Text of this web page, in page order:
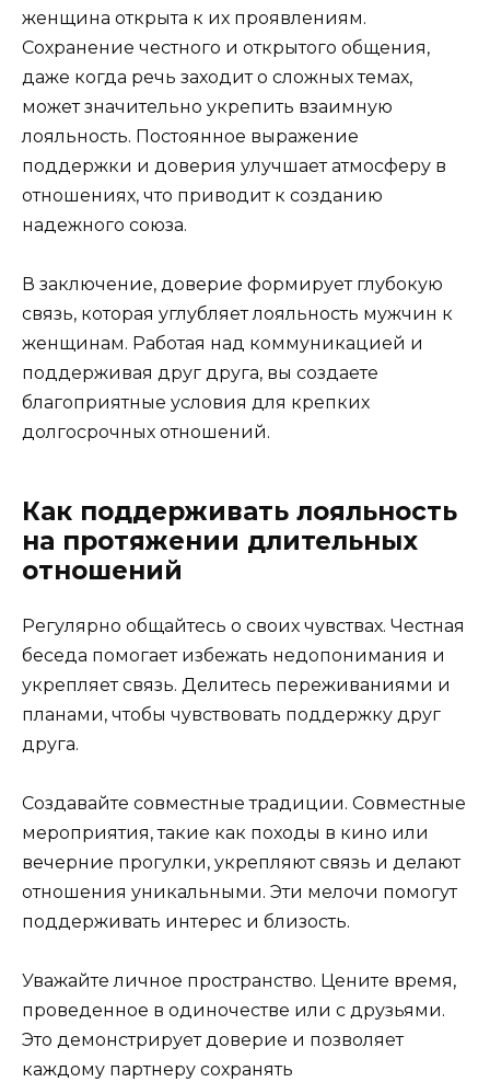
женщина открыта к их проявлениям.
Сохранение честного и открытого общения,
даже когда речь заходит о сложных темах,
может значительно укрепить взаимную
лояльность. Постоянное выражение
поддержки и доверия улучшает атмосферу в
отношениях, что приводит к созданию
надежного союза.
В заключение, доверие формирует глубокую
связь, которая углубляет лояльность мужчин к
женщинам. Работая над коммуникацией и
поддерживая друг друга, вы создаете
благоприятные условия для крепких
долгосрочных отношений.
Как поддерживать лояльность
на протяжении длительных
отношений
Регулярно общайтесь о своих чувствах. Честная
беседа помогает избежать недопонимания и
укрепляет связь. Делитесь переживаниями и
планами, чтобы чувствовать поддержку друг
друга.
Создавайте совместные традиции. Совместные
мероприятия, такие как походы в кино или
вечерние прогулки, укрепляют связь и делают
отношения уникальными. Эти мелочи помогут
поддерживать интерес и близость.
Уважайте личное пространство. Цените время,
проведенное в одиночестве или с друзьями.
Это демонстрирует доверие и позволяет
каждому партнеру сохранять